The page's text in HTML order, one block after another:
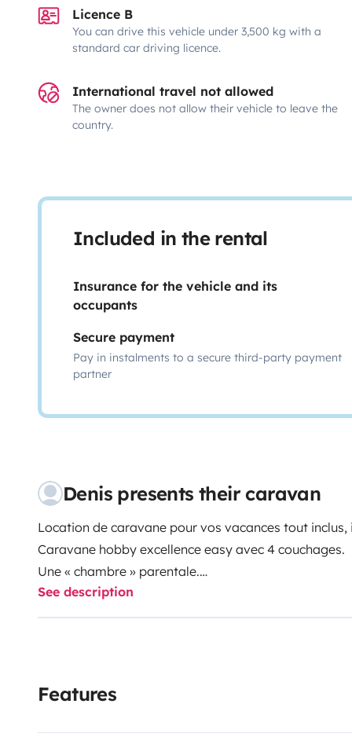
Licence B
You can drive this vehicle under 3,500 kg with a
standard car driving licence.
International travel not allowed
The owner does not allow their vehicle to leave the
country.
Included in the rental
Insurance for the vehicle and its
occupants
Secure payment
Pay in instalments to a secure third-party payment
partner
Denis presents their caravan
Location de caravane pour vos vacances tout inclus,
Caravane hobby excellence easy avec 4 couchages.
Une « chambre » parentale.
Un couchage sur la banquette du salon. ( plutôt
Toutes les fenêtres ont des stores roulants avec
-Casseroles, couverts , assiettes, verres , sets de table.
See description
Features